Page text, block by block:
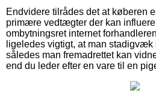
Endvidere tilrådes det at køberen
primære vedtægter der kan
ombytningsret internet
ligeledes vigtigt, at man
således man fremadrettet kan
end du leder efter en vare til en